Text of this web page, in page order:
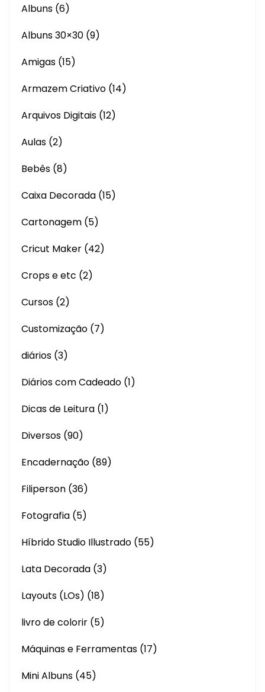
Albuns (6)
Albuns 30×30 (9)
Amigas (15)
Armazem Criativo (14)
Arquivos Digitais (12)
Aulas (2)
Bebês (8)
Caixa Decorada (15)
Cartonagem (5)
Cricut Maker (42)
Crops e etc (2)
Cursos (2)
Customização (7)
diários (3)
Diários com Cadeado (1)
Dicas de Leitura (1)
Diversos (90)
Encadernação (89)
Filiperson (36)
Fotografia (5)
Híbrido Studio Illustrado (55)
Lata Decorada (3)
Layouts (LOs) (18)
livro de colorir (5)
Máquinas e Ferramentas (17)
Mini Albuns (45)